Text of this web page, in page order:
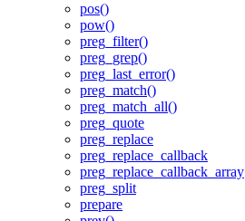
pos()
pow()
preg_filter()
preg_grep()
preg_last_error()
preg_match()
preg_match_all()
preg_quote
preg_replace
preg_replace_callback
preg_replace_callback_array
preg_split
prepare